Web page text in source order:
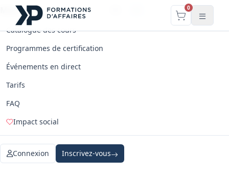
0
Menu
Catalogue des cours
Programmes de certification
Événements en direct
Tarifs
FAQ
Impact social
Connexion Inscrivez-vous